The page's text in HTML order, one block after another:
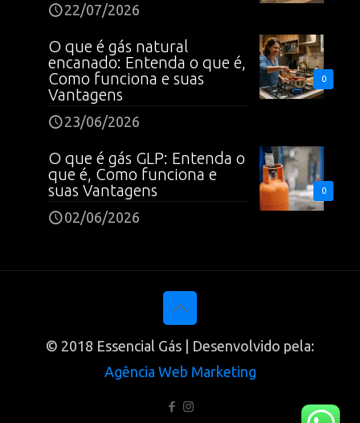
22/07/2026
0
O que é gás natural
encanado: Entenda o que é,
Como funciona e suas
Vantagens
23/06/2026
0
O que é gás GLP: Entenda o
que é, Como funciona e
suas Vantagens
02/06/2026
© 2018 Essencial Gás | Desenvolvido pela:
Agência Web Marketing